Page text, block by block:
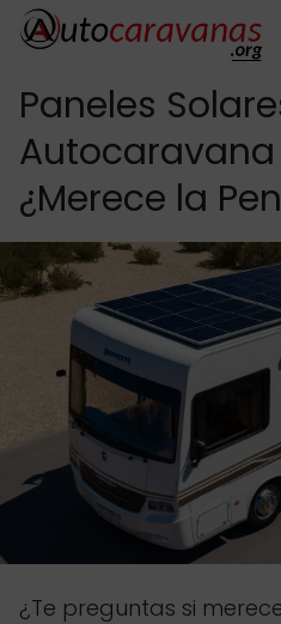
Paneles
Autocaravana
¿Merece la
¿Te preguntas si